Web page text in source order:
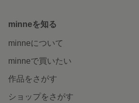
minneを知る
minneについて
minneで買いたい
作品をさがす
ショップをさがす